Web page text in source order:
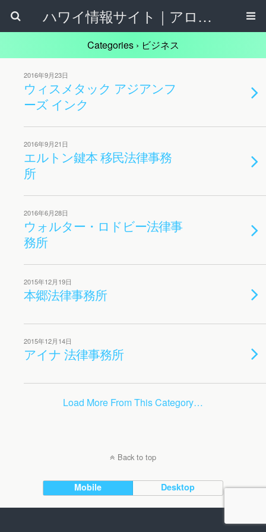
ハワイ情報サイト｜アロハタウンネット
Categories › ビジネス
2016年9月23日
ウィスメタック アジアンフ
ーズ インク
2016年9月21日
エルトン鍵本 移民法律事務
所
2016年6月28日
ウォルター・ロドビー法律事
務所
2015年12月19日
本郷法律事務所
2015年12月14日
アイナ 法律事務所
Load More From This Category…
Back to top
Mobile Desktop